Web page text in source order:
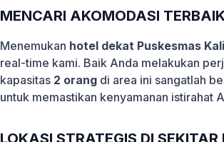
MENCARI AKOMODASI
Menemukan hotel dekat Puskesmas
real-time kami. Baik Anda melakukan
kapasitas 2 orang di area ini sangatlah
untuk memastikan kenyamanan istirahat